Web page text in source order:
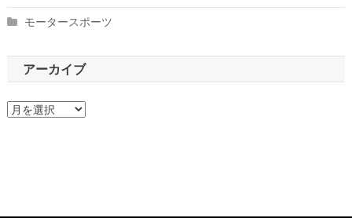
モータースポーツ
アーカイブ
ア